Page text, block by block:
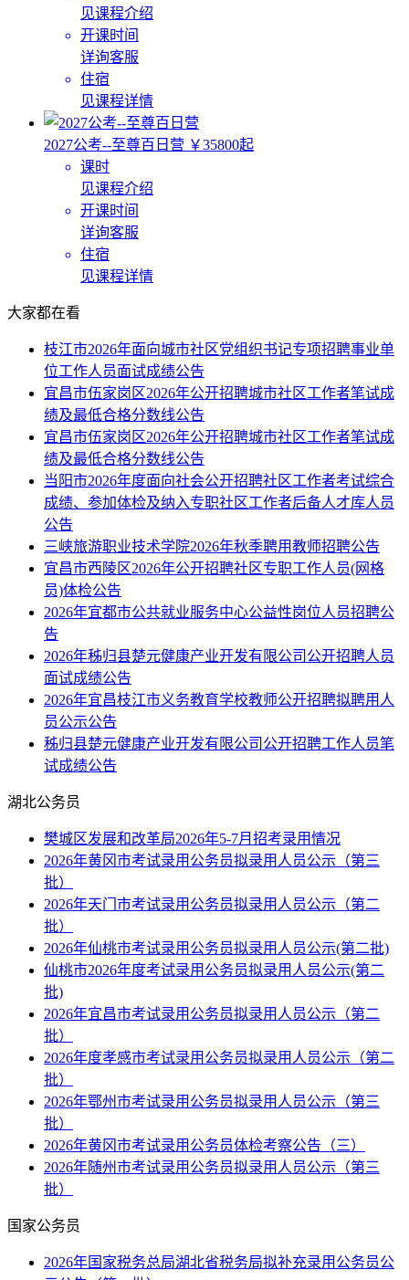
见课程介绍
开课时间
详询客服
住宿
见课程详情
2027公考--至尊百日营 ￥35800起
课时
见课程介绍
开课时间
详询客服
住宿
见课程详情
大家都在看
枝江市2026年面向城市社区党组织书记专项招聘事业单
位工作人员面试成绩公告
宜昌市伍家岗区2026年公开招聘城市社区工作者笔试成
绩及最低合格分数线公告
宜昌市伍家岗区2026年公开招聘城市社区工作者笔试成
绩及最低合格分数线公告
当阳市2026年度面向社会公开招聘社区工作者考试综合
成绩、参加体检及纳入专职社区工作者后备人才库人员
公告
三峡旅游职业技术学院2026年秋季聘用教师招聘公告
宜昌市西陵区2026年公开招聘社区专职工作人员(网格
员)体检公告
2026年宜都市公共就业服务中心公益性岗位人员招聘公
告
2026年秭归县楚元健康产业开发有限公司公开招聘人员
面试成绩公告
2026年宜昌枝江市义务教育学校教师公开招聘拟聘用人
员公示公告
秭归县楚元健康产业开发有限公司公开招聘工作人员笔
试成绩公告
湖北公务员
樊城区发展和改革局2026年5-7月招考录用情况
2026年黄冈市考试录用公务员拟录用人员公示（第三
批）
2026年天门市考试录用公务员拟录用人员公示（第二
批）
2026年仙桃市考试录用公务员拟录用人员公示(第二批)
仙桃市2026年度考试录用公务员拟录用人员公示(第二
批)
2026年宜昌市考试录用公务员拟录用人员公示（第二
批）
2026年度孝感市考试录用公务员拟录用人员公示（第二
批）
2026年鄂州市考试录用公务员拟录用人员公示（第三
批）
2026年黄冈市考试录用公务员体检考察公告（三）
2026年随州市考试录用公务员拟录用人员公示（第三
批）
国家公务员
2026年国家税务总局湖北省税务局拟补充录用公务员公